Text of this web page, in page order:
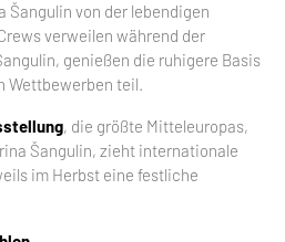
von der lebendigen
verweilen während der
genießen die ruhigere Basis
Wettbewerben teil.
, die größte Mitteleuropas,
Šangulin, zieht internationale
im Herbst eine festliche